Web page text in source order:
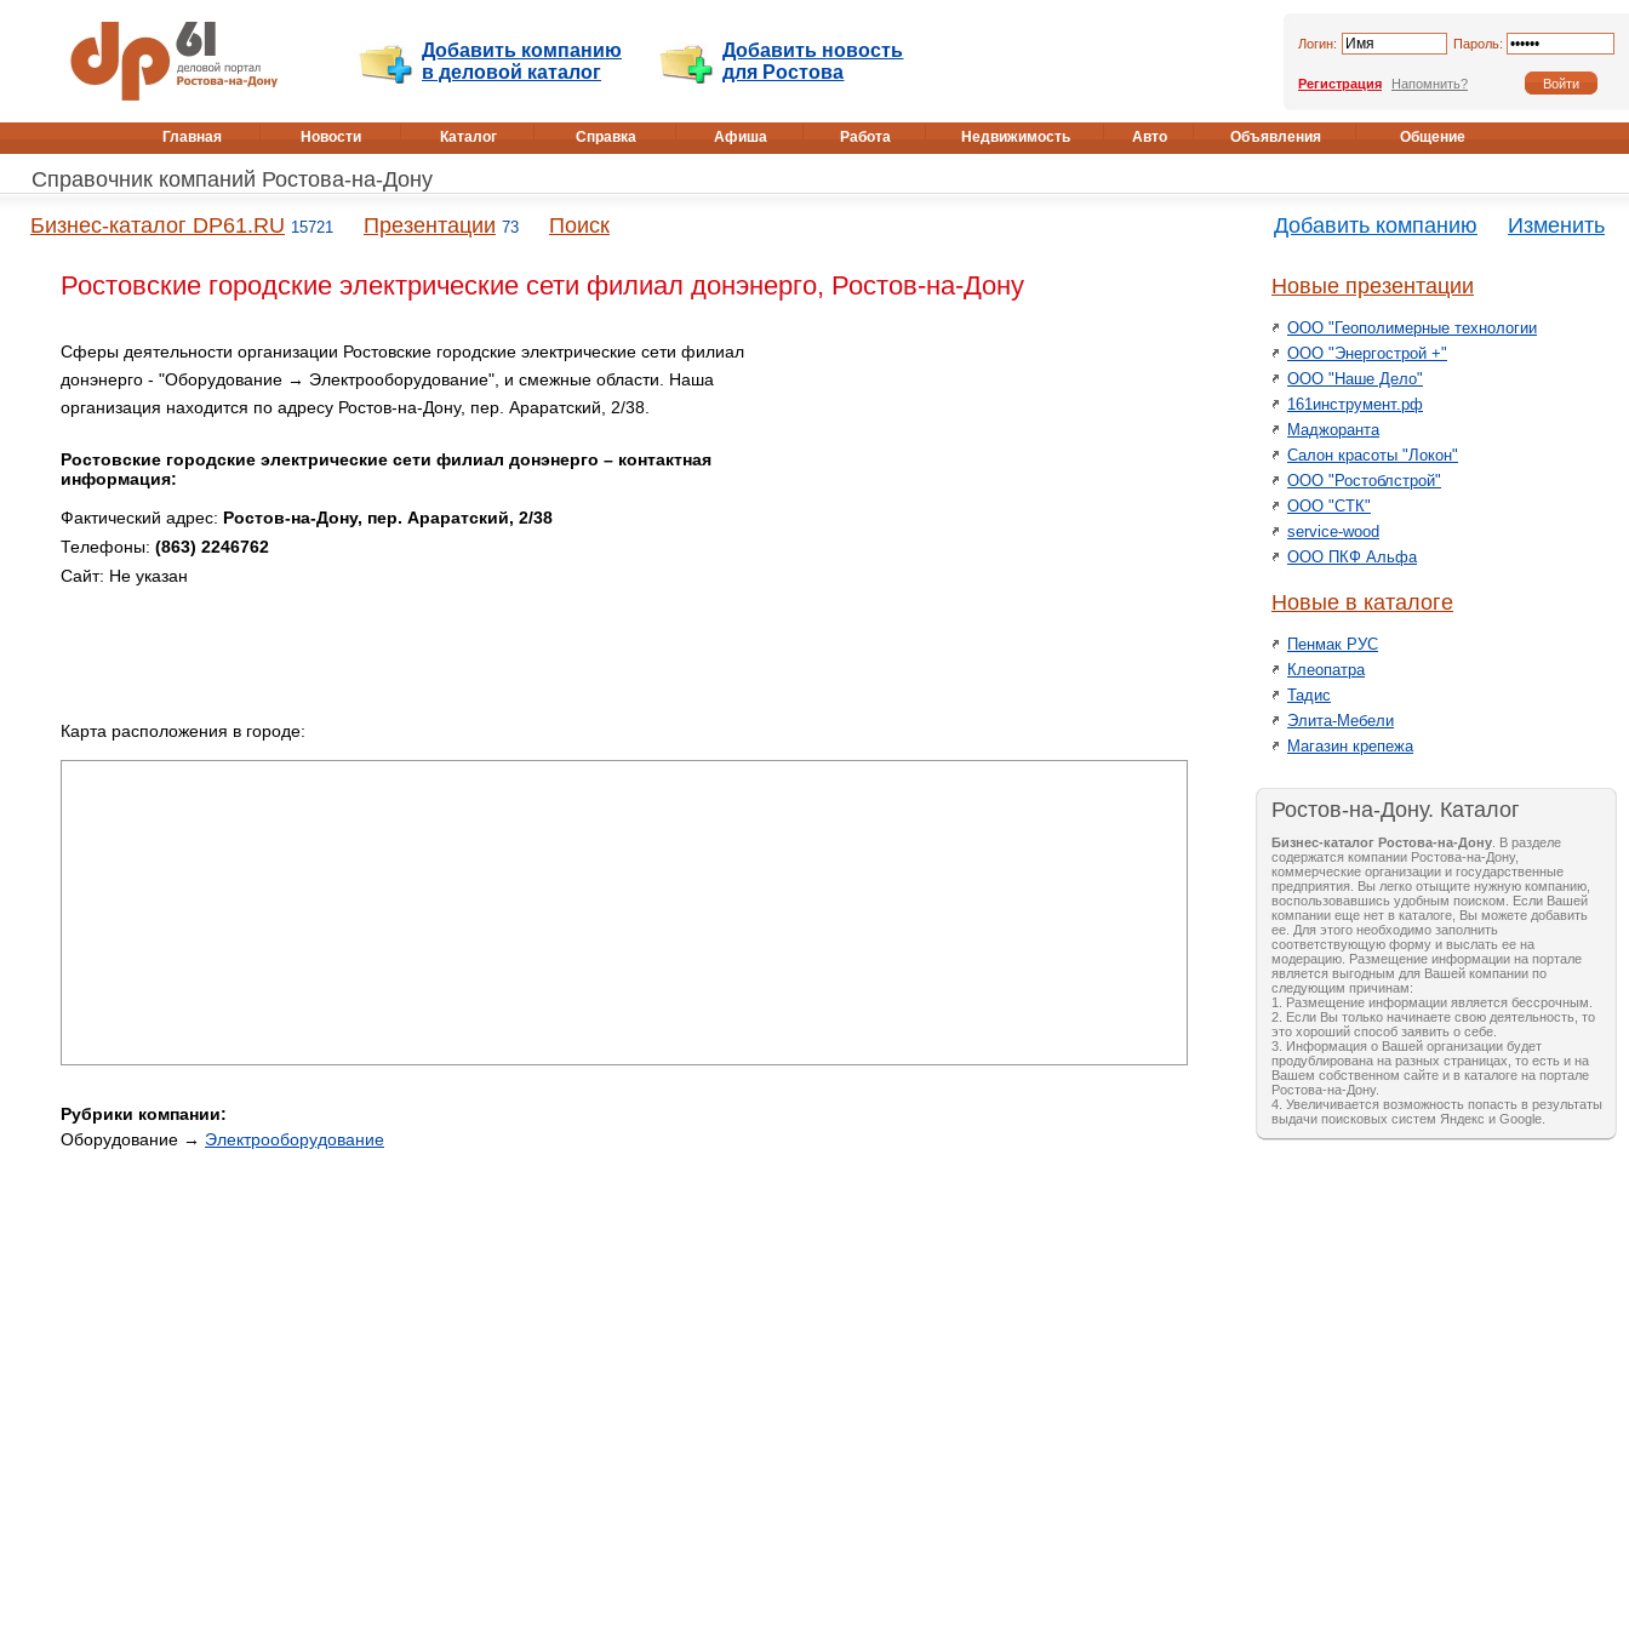
Добавить компанию
в деловой каталог
Добавить новость
для Ростова
Логин: Пароль:
Регистрация Напомнить?
Главная Новости Каталог Справка Афиша Работа Недвижимость Авто Объявления Общение
Справочник компаний Ростова-на-Дону
Бизнес-каталог DP61.RU 15721 Презентации 73 Поиск Добавить компанию Изменить
Ростовские городские электрические сети филиал донэнерго, Ростов-на-Дону
Сферы деятельности организации Ростовские городские электрические сети филиал
донэнерго - "Оборудование → Электрооборудование", и смежные области. Наша
организация находится по адресу Ростов-на-Дону, пер. Араратский, 2/38.
Ростовские городские электрические сети филиал донэнерго – контактная
информация:
Фактический адрес: Ростов-на-Дону, пер. Араратский, 2/38
Телефоны: (863) 2246762
Сайт: Не указан
Карта расположения в городе:
Рубрики компании:
Оборудование → Электрооборудование
Новые презентации
ООО "Геополимерные технологии
ООО "Энергострой +"
ООО "Наше Дело"
161инструмент.рф
Маджоранта
Салон красоты "Локон"
ООО "Ростоблстрой"
ООО "СТК"
service-wood
ООО ПКФ Альфа
Новые в каталоге
Пенмак РУС
Клеопатра
Тадис
Элита-Мебели
Магазин крепежа
Ростов-на-Дону. Каталог
Бизнес-каталог Ростова-на-Дону . В разделе
содержатся компании Ростова-на-Дону,
коммерческие организации и государственные
предприятия. Вы легко отыщите нужную компанию,
воспользовавшись удобным поиском. Если Вашей
компании еще нет в каталоге, Вы можете добавить
ее. Для этого необходимо заполнить
соответствующую форму и выслать ее на
модерацию. Размещение информации на портале
является выгодным для Вашей компании по
следующим причинам:
1. Размещение информации является бессрочным.
2. Если Вы только начинаете свою деятельность, то
это хороший способ заявить о себе.
3. Информация о Вашей организации будет
продублирована на разных страницах, то есть и на
Вашем собственном сайте и в каталоге на портале
Ростова-на-Дону.
4. Увеличивается возможность попасть в результаты
выдачи поисковых систем Яндекс и Google.